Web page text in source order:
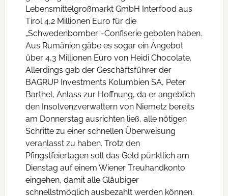
Lebensmittelgroßmarkt GmbH Interfood aus
Tirol 4,2 Millionen Euro für die
„Schwedenbomber“-Confiserie geboten haben.
Aus Rumänien gäbe es sogar ein Angebot
über 4,3 Millionen Euro von Heidi Chocolate.
Allerdings gab der Geschäftsführer der
BAGRUP Investments Kolumbien SA, Peter
Barthel, Anlass zur Hoffnung, da er angeblich
den Insolvenzverwaltern von Niemetz bereits
am Donnerstag ausrichten ließ, alle nötigen
Schritte zu einer schnellen Überweisung
veranlasst zu haben. Trotz den
Pfingstfeiertagen soll das Geld pünktlich am
Dienstag auf einem Wiener Treuhandkonto
eingehen, damit alle Gläubiger
schnellstmöglich ausbezahlt werden können.